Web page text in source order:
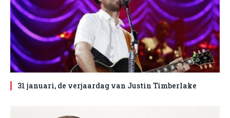
31 januari, de verjaardag van Justin Timberlake